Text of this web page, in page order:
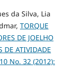
da Silva, Lia
TORQUE
DE JOELHO
DE ATIVIDADE
No. 32 (2012):